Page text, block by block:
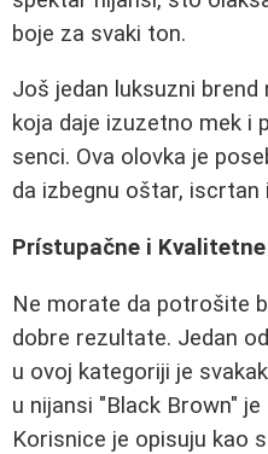
boje za svaki ton.
Još jedan luksuzni brend
koja daje izuzetno mek i
senci. Ova olovka je
da izbegnu oštar, iscrtan
Prístupačne i
Ne morate da potrošite
dobre rezultate. Jedan
u ovoj kategoriji je
u nijansi "Black Brown"
Korisnice je opisuju kao